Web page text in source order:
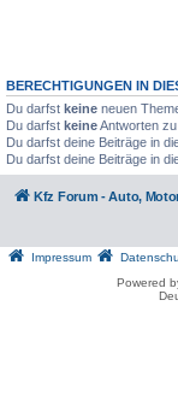
BERECHTIGUNGEN IN
Du darfst keine neuen
Du darfst keineAntworten
Du darfst deine Beiträge in
Du darfst deine Beiträge in
Kfz Forum - Auto,
Impressum
Powered